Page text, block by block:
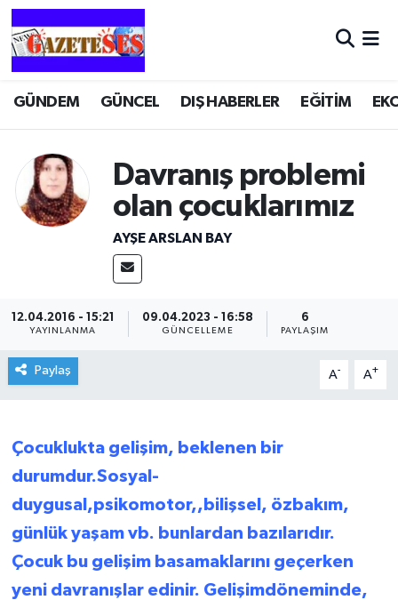
GÜNDEM GÜNCEL DIŞ HABERLER EĞİTİM
Davranış problemi
olan çocuklarımız
AYŞE ARSLAN BAY
12.04.2016 - 15:21
YAYINLANMA
09.04.2023 - 16:58
GÜNCELLEME
6
PAYLAŞIM
Paylaş A- A+
Çocuklukta gelişim, beklenen bir
durumdur.Sosyal-
duygusal,psikomotor,,bilişsel, özbakım,
günlük yaşam vb. bunlardan bazılarıdır.
Çocuk bu gelişim basamaklarını geçerken
yeni davranışlar edinir. Gelişimdöneminde,